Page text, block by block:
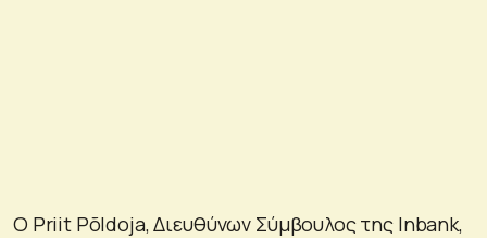
Ο Priit Põldoja, Διευθύνων Σύμβουλος της Inbank,